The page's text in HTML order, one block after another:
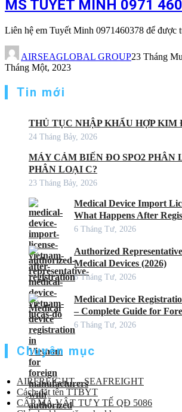
MS TUYẾT MINH 0971
Liên hệ em Tuyết Minh 0971460378 để được
AIRSEAGLOBAL GROUP23 Tháng
Tháng Một, 2023
Tin mới
THỦ TỤC NHẬP KHẨU HỢP KIM
24 Tháng Bảy, 2026
MÁY CẢM BIẾN ĐO SPO2 PHÂN
PHÂN LOẠI C?
23 Tháng Bảy, 2026
Medical Device Import
What Happens After
6 Tháng Tư, 2026
Authorized
Medical Devices (2026)
6 Tháng Tư, 2026
Medical Device
– Complete Guide for
6 Tháng Tư, 2026
Chuyên mục
AIRFREIGHT – SEAFREIGHT
Cách đặt tên TTBYT
CẤP MÃ VẬT TƯ Y TẾ QĐ 5086